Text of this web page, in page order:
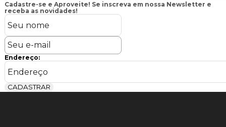
Cadastre-se e Aproveite! Se inscreva em nossa Newsletter e
receba as novidades!
Endereço:
CADASTRAR